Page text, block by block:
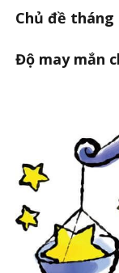
Chủ đề
Độ may mắn